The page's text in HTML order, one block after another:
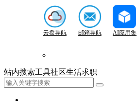
云盘导航 邮箱导航 AI应用集
站内搜索工具社区生活求职